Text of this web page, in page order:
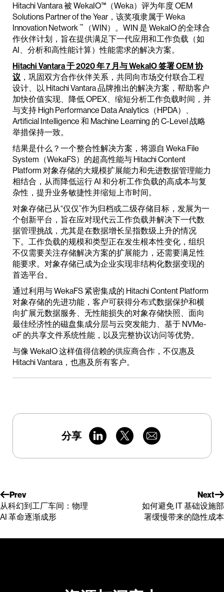
Hitachi Vantara 被 WekaIO™（Weka）评为年度 OEM
Solutions Partner of the Year，该奖项隶属于 Weka
Innovation Network ™
（WIN）。WIN 是 WekaIO 的全球合
作伙伴计划，旨在提供满足下一代应用和工作负载（如
AI、分析和高性能计算）性能需求的解决方案。
Hitachi Vantara 于 2020 年 7 月与 WekaIO 签署 OEM 协
议 ，巩固双方合作伙伴关系，共同向市场交付联合工程
设计、以 Hitachi Vantara 品牌推出的解决方案，帮助客户
加快价值实现、降低 OPEX、缩短分析工作负载时间，并
与支持 High Performance Data Analytics（HPDA）、
Artificial Intelligence 和 Machine Learning 的 C-Level 战略
举措保持一致。
结果是什么？一个整合性解决方案，将源自 Weka File
System（WekaFS）的超高性能与 Hitachi Content
Platform 对象存储的大规模扩展能力和先进数据管理能力
相结合，从而降低运行 AI 和分析工作负载的高成本与复
杂性，提升业务敏捷性并缩短上市时间。
对象存储已从“仅仅”作为归档或二级存储目标，发展为一
个创新平台，旨在应对现代云工作负载并解决下一代数
据管理挑战，尤其是在数据增长呈指数级上升的情况
下。工作负载的规模和类型正在发生根本性变化，组织
不仅需要关注存储解决方案的扩展能力，还需要满足性
能要求。对象存储已成为企业实现非结构化数据变现的
首选平台。
通过利用与 WekaFS 紧密集成的 Hitachi Content Platform
对象存储的先进功能，客户可获得分布式数据保护和横
向扩展元数据服务、无性能损失的对象存储快照、面向
最佳经济性的磁盘集成分层与云突发能力、基于 NVMe-
oF 的共享文件系统性能，以及完整协议访问等优势。
与像 WekaIO 这样值得信赖的供应商合作，不仅惠及
Hitachi Vantara，也惠及所有客户。
分享
Prev
从科幻到工厂车间：物理
AI 革命逐渐成形
Next
如何避免 IT 基础设施部
署缓慢带来的隐性成本